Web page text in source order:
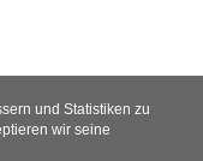
und Statistiken zu
wir seine